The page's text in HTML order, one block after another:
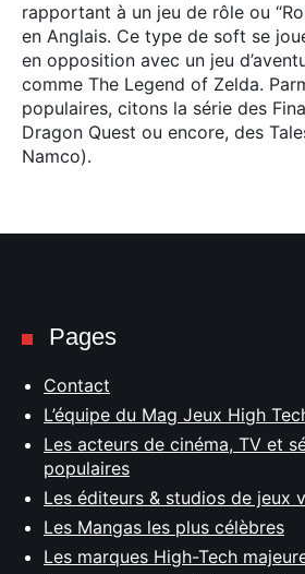
rapportant à un jeu de rôle ou
en Anglais. Ce type de soft se
en opposition avec un jeu
comme The Legend of Zelda.
populaires, citons la série des
Dragon Quest ou encore, des
Namco).
Pages
Contact
L’équipe du Mag Jeux High
Les acteurs de cinéma, TV et
populaires
Les éditeurs & studios de jeux
Les Mangas les plus célèbres
Les marques High-Tech